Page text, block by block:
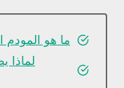
ما هو المودم